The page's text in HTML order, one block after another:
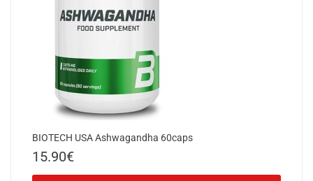
BIOTECH USA Ashwagandha 60caps
15.90€